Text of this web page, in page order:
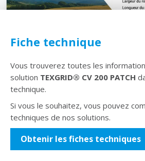
Fiche technique
Vous trouverez toutes les
solution TEXGRID® CV 200 PATCH
technique.
Si vous le souhaitez, vous pouvez
techniques de nos solutions.
Obtenir les fiches techniques